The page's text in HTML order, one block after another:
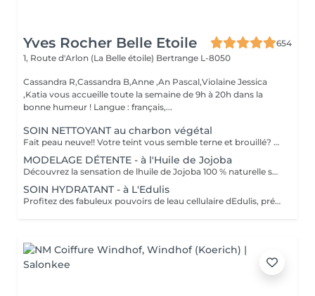
Yves Rocher Belle Etoile
654
1, Route d'Arlon (La Belle étoile) Bertrange L-8050
Cassandra R,Cassandra B,Anne ,An Pascal,Violaine Jessica
,Katia vous accueille toute la semaine de 9h à 20h dans la
bonne humeur ! Langue : français,...
SOIN NETTOYANT au charbon végétal
Fait peau neuve!! Votre teint vous semble terne et brouillé? vous ressentez le besoin de nettoyer votre peau ?.Ce soin nettoyant s'adresse à vous. Il permettra de traiter votre peau sans la décaper. Purifié et detoxifiie votre visage retrouve un teint unifié, frais et lumineux. Une vraie bouffée d'oxygène pour votre peau !! Idéal pour les peaux mixtes à Grasses
MODELAGE DÉTENTE - à l'Huile de Jojoba
Découvrez la sensation de lhuile de Jojoba 100 % naturelle sur votre peau. Nourrie, votre peau retrouve tout son confort. Libéré de ses tensions grâce aux mains habiles de notre esthéticienne, votre visage est détendu. Bénéfices : Nourrie, votre peau retrouve tout son confort.
SOIN HYDRATANT - à L'Edulis
Profitez des fabuleux pouvoirs de leau cellulaire dEdulis, précieuse source dhydratation continue. Après la brumisation du Sérum concentré en eau cellulaire, le Masque Crème ressourçant se transforme en une texture soyeuse qui fond sur votre peau sous le délicat modelage de notre esthéticienne. Bénéfices : Gorgée deau, votre peau retrouve douceur, souplesse et éclat. Retrouvez le confort dune peau hydratée en continu.